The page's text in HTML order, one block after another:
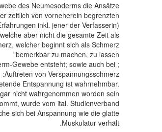
des Neumesoderms die Ansätze:
zeitlich von vorneherein begrenzten
inkl. jener der Verfasserin);
aber nicht die gesamte Zeit als
welcher beginnt sich als Schmerz
bemerkbar zu machen, zu lassen”
Gewebe entsteht; sowie auch bei
Auftreten von Verspannungsschmerz:
Entspannung ist wahrnehmbar.
nicht wahrgenommen worden sein.
wurde vom ital. Studienverband
sich bei Anspannung wie die glatte
Muskulatur verhält.